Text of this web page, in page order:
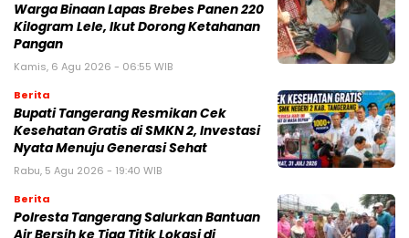
Warga Binaan Lapas Brebes Panen 220
Kilogram Lele, Ikut Dorong Ketahanan
Pangan
Kamis, 6 Agu 2026 - 06:55 WIB
Berita
‎Bupati Tangerang Resmikan Cek
Kesehatan Gratis di SMKN 2, Investasi
Nyata Menuju Generasi Sehat
Rabu, 5 Agu 2026 - 19:40 WIB
Berita
Polresta Tangerang Salurkan Bantuan